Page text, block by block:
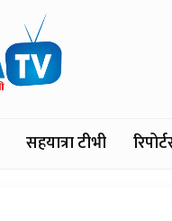
सहयात्रा टीभी